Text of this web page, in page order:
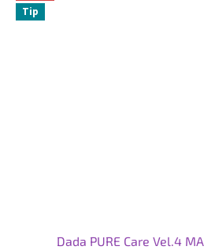
Tip
Dada PURE Care Vel.4